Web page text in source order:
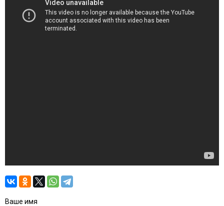
Ваше имя